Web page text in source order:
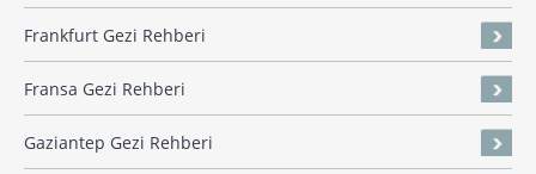
Frankfurt Gezi Rehberi
Fransa Gezi Rehberi
Gaziantep Gezi Rehberi